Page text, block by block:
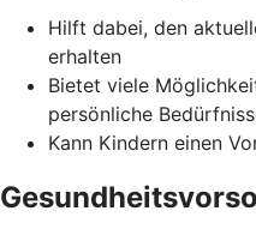
Hilft dabei, den
erhalten
Bietet viele
persönliche
Kann Kindern einen